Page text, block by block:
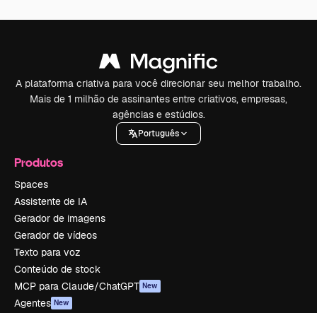
A plataforma criativa para você direcionar seu melhor trabalho.
Mais de 1 milhão de assinantes entre criativos, empresas,
agências e estúdios.
Português
Produtos
Spaces
Assistente de IA
Gerador de imagens
Gerador de vídeos
Texto para voz
Conteúdo de stock
MCP para Claude/ChatGPT New
Agentes New